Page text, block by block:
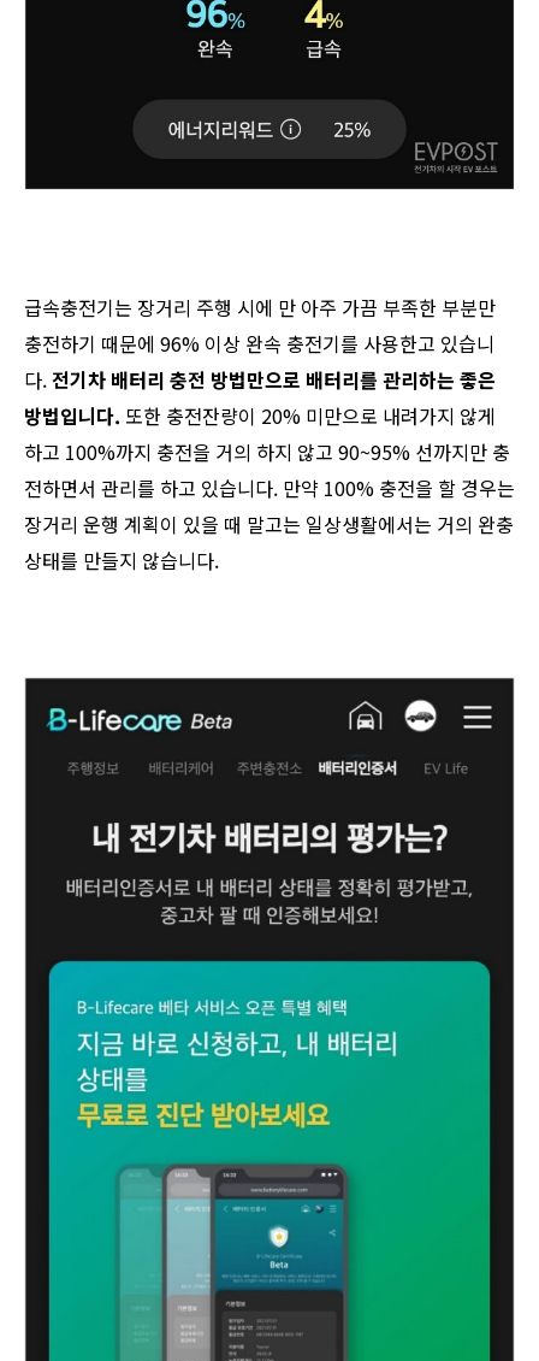
급속충전기는 장거리 주행 시에 만 아주 가끔 부족한 부분만
충전하기 때문에 96% 이상 완속 충전기를 사용한고 있습니
다.​전기차 배터리 충전 방법만으로 배터리를 관리하는 좋은
방법입니다. 또한 충전잔량이 20% 미만으로 내려가지 않게
하고 100%까지 충전을 거의 하지 않고 90~95% 선까지만 충
전하면서 관리를 하고 있습니다. 만약 100% 충전을 할 경우는
장거리 운행 계획이 있을 때 말고는 일상생활에서는 거의 완충
상태를 만들지 않습니다.